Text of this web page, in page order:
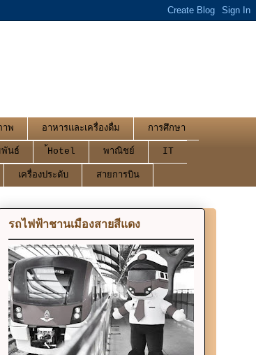
าพ อาหารและเครื่องดื่ม การศึกษา
พันธ์ ้Hotel พาณิชย์ IT
เครื่องประดับ สายการบิน
รถไฟฟ้าชานเมืองสายสีแดง